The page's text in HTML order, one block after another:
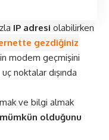
IP adresi olabilirken
gezdiğiniz
modem geçmişini
noktalar dışında
ve bilgi almak
olduğunu